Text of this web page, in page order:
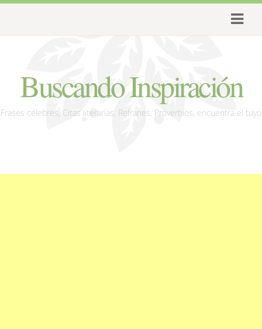
Buscando Inspiración
Frases célebres, Citas literarias, Refranes, Proverbios, encuentra el tuyo